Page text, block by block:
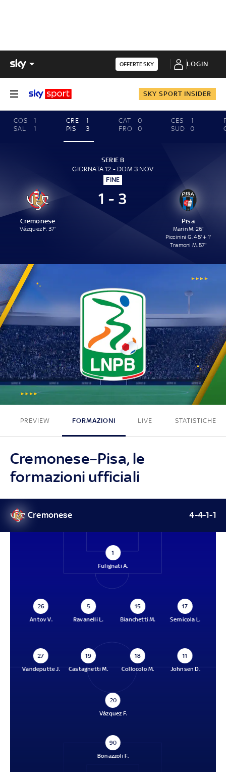
OFFERTE SKY LOGIN
SKY SPORT INSIDER
COS
1
SAL
1
CRE
1
PIS
3
CAT
0
FRO
0
CES
1
SUD
0
SERIE B
GIORNATA 12 - DOM 3 NOV
FINE
Cremonese
Vázquez F. 37'
1 - 3
Pisa
Marin M. 26'
Piccinini G. 45' + 1'
Tramoni M. 57'
1 - 3
PREVIEW FORMAZIONI LIVE STATISTICHE
Cremonese–Pisa, le
formazioni ufficiali
Cremonese 4-4-1-1
1
Fulignati A.
26
Antov V.
5
Ravanelli L.
15
Bianchetti M.
17
Sernicola L.
27
Vandeputte J.
19
Castagnetti M.
18
Collocolo M.
11
Johnsen D.
20
Vázquez F.
90
Bonazzoli F.